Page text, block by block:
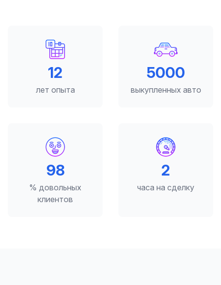
12
лет опыта
5000
выкупленных авто
98
% довольных
клиентов
2
часа на сделку